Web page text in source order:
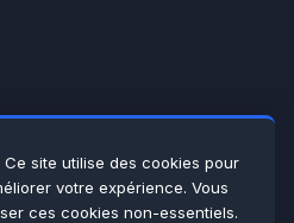
site utilise des cookies pour
votre expérience. Vous
ces cookies non-essentiels.